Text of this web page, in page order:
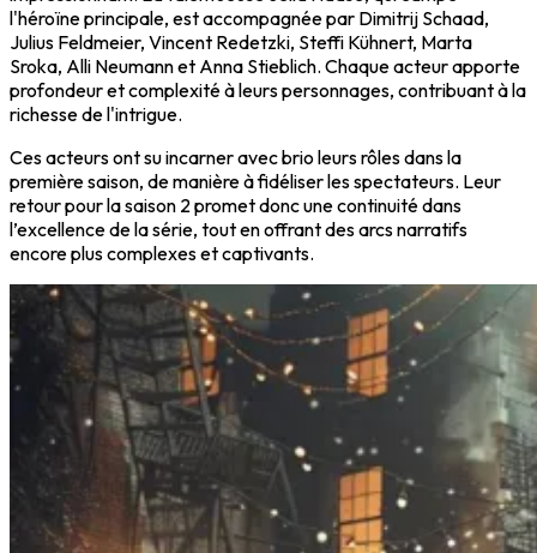
l'héroïne principale, est accompagnée par Dimitrij Schaad,
Julius Feldmeier, Vincent Redetzki, Steffi Kühnert, Marta
Sroka, Alli Neumann et Anna Stieblich. Chaque acteur apporte
profondeur et complexité à leurs personnages, contribuant à la
richesse de l'intrigue.
Ces acteurs ont su incarner avec brio leurs rôles dans la
première saison, de manière à fidéliser les spectateurs. Leur
retour pour la saison 2 promet donc une continuité dans
l’excellence de la série, tout en offrant des arcs narratifs
encore plus complexes et captivants.